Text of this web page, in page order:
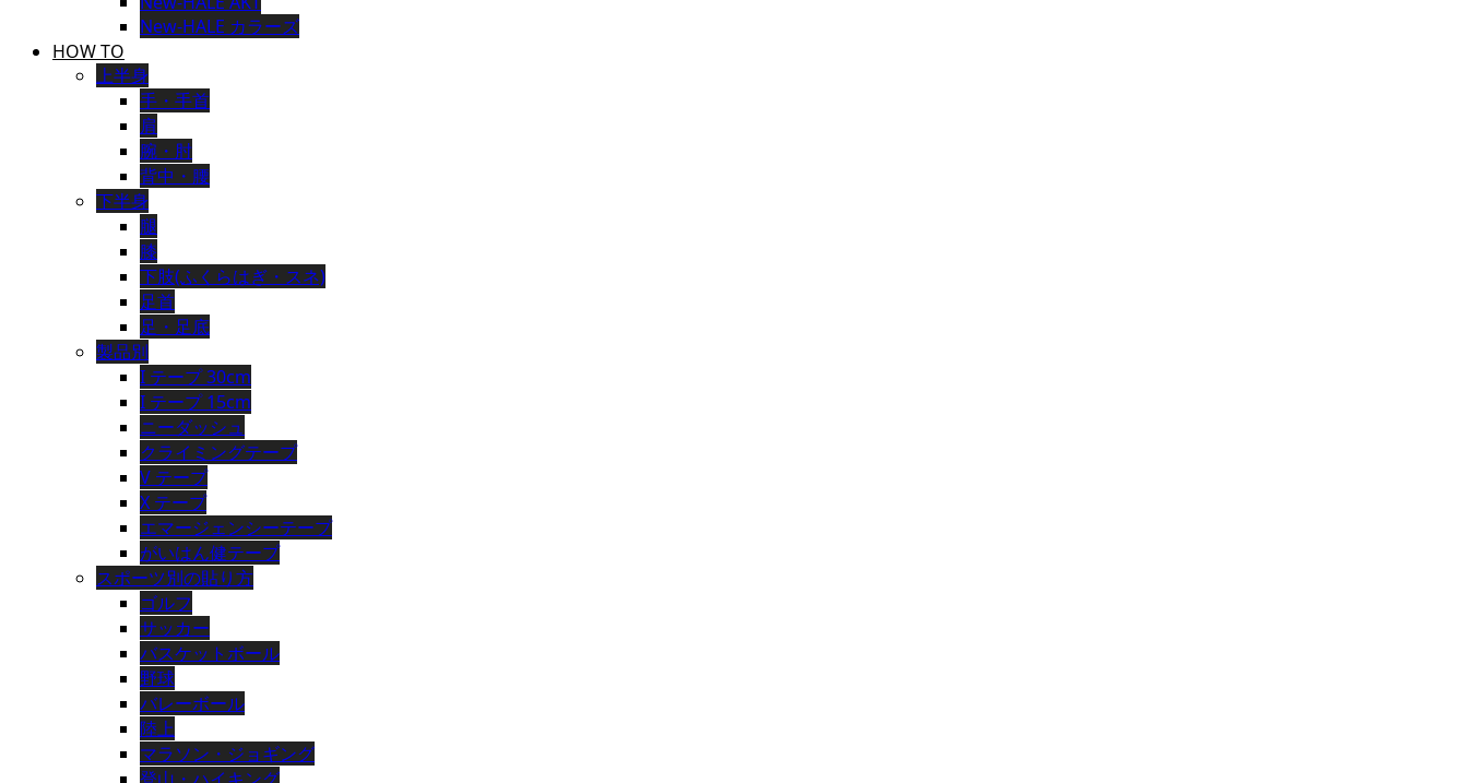
New-HALE カラーズ
HOW TO
上半身
手・手首
肩
腕・肘
背中・腰
下半身
腿
膝
下肢(ふくらはぎ・スネ)
足首
足・足底
製品別
I テープ 30cm
I テープ 15cm
ニーダッシュ
クライミングテープ
V テープ
X テープ
エマージェンシーテープ
がいはん健テープ
スポーツ別の貼り方
ゴルフ
サッカー
バスケットボール
野球
バレーボール
陸上
マラソン・ジョギング